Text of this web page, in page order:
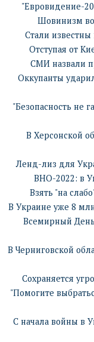
"Евровидение-
Шовинизм во
Стали
Отступая от
СМИ назвали
Оккупанты
"Безопасность не
В Херсонской
Ленд-лиз для
ВНО-2022: в
Взять "на
В Украине уже 8
Всемирный
В Черниговской
Сохраняется
"Помогите
С начала войны в